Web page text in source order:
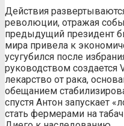
Действия
революции, отражая
предыдущий президент
мира привела к
усугубился после
руководством создается
лекарство от рака,
обещанием
спустя Антон запускает
стать фермерами на